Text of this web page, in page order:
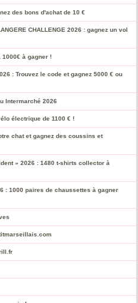
des bons d'achat de 10 €
CHALLENGE 2026 : gagnez un vol
à gagner !
: Trouvez le code et gagnez 5000 € ou
Intermarché 2026
électrique de 1100 € !
chat et gagnez des coussins et
» 2026 : 1480 t-shirts collector à
: 1000 paires de chaussettes à gagner